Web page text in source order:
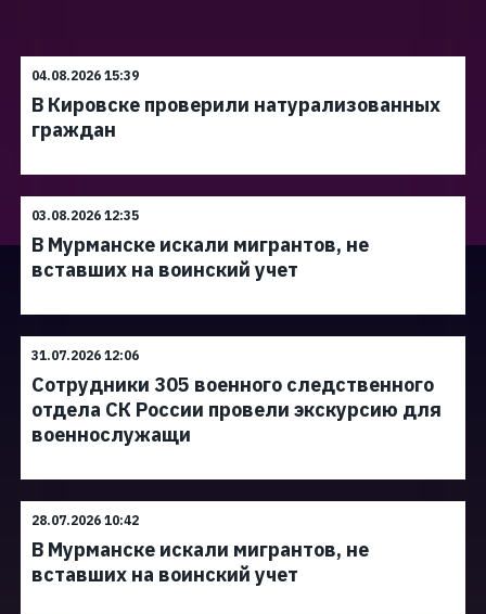
04.08.2026 15:39
В Кировске проверили натурализованных
граждан
03.08.2026 12:35
В Мурманске искали мигрантов, не
вставших на воинский учет
31.07.2026 12:06
Сотрудники 305 военного следственного
отдела СК России провели экскурсию для
военнослужащи
28.07.2026 10:42
В Мурманске искали мигрантов, не
вставших на воинский учет